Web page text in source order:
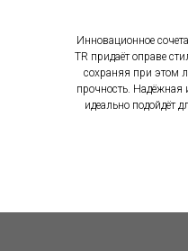
Инновационное
TR придаёт оправе
сохраняя при этом
прочность. Надёжная
идеально подойдёт